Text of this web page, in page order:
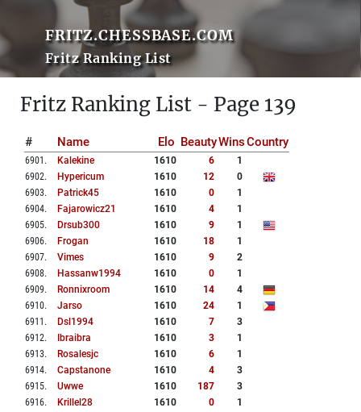
FRITZ.CHESSBASE.COM
Fritz Ranking List
Fritz Ranking List - Page 139
# Name Elo BeautyWinsCountry
6901 . Kalekine 1610 6
1
6902. Hypericum 1610 12
0
6903. Patrick45 1610 0
1
6904. Fajarowicz21 1610 4
1
6905. Drsub300 1610 9
1
6906. Frogan 1610 18
1
6907. Vimes 1610 9
2
6908. Hassanw1994 1610 0
1
6909. Ronnixroom 1610 14
4
6910. Jarso 1610 24
1
6911 . Dsl1994 1610 7
3
6912. Ibraibra 1610 3
1
6913. Rosalesjc 1610 6
1
6914. Capstanone 1610 4
3
6915. Uwwe 1610 187
3
6916. Krillel28 1610 0
1